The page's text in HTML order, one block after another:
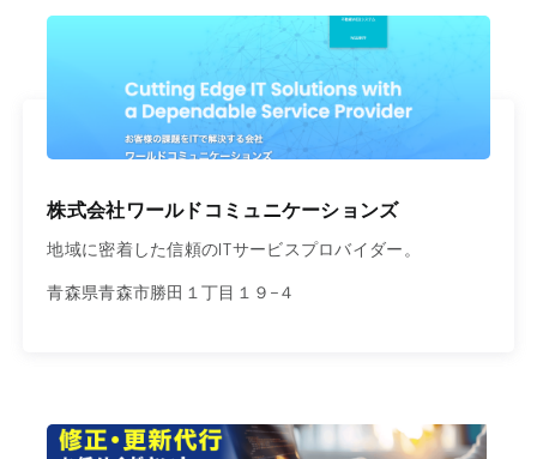
株式会社ワールドコミュニケーションズ
地域に密着した信頼のITサービスプロバイダー。
青森県青森市勝田１丁目１９−４